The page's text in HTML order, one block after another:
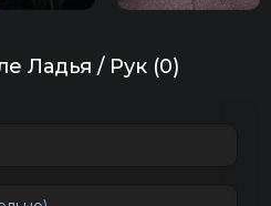
Ладья / Рук (0)